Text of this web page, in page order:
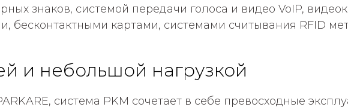
знаков, системой передачи голоса и видео VoIP,
бесконтактными картами, системами считывания RFID
и небольшой нагрузкой
система PKM сочетает в себе превосходные